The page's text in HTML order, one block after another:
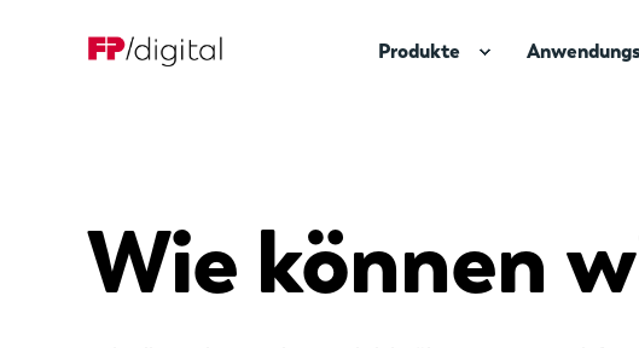
Produkte
Wie können